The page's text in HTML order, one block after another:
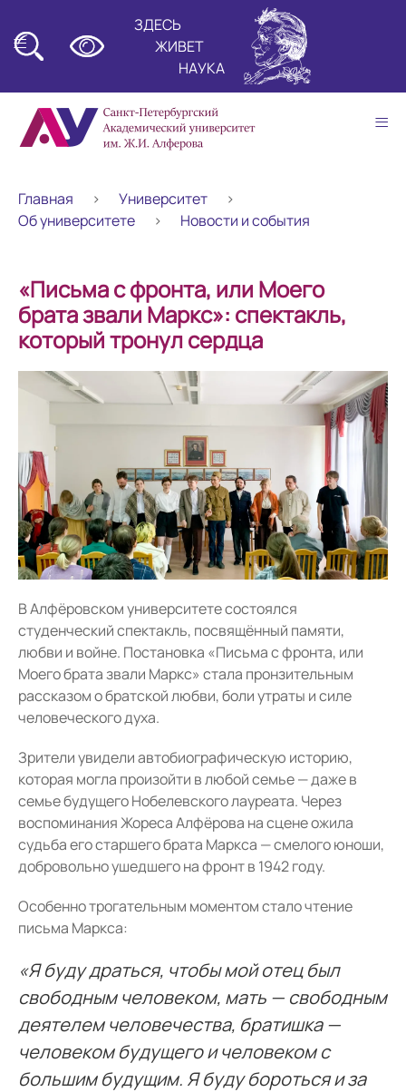
ЗДЕСЬ
ЖИВЕТ
НАУКА
Главная
Университет
Об университете
Новости и события
«Письма с фронта, или Моего
брата звали Маркс»: спектакль,
который тронул сердца
В Алфёровском университете состоялся
студенческий спектакль, посвящённый памяти,
любви и войне. Постановка «Письма с фронта, или
Моего брата звали Маркс» стала пронзительным
рассказом о братской любви, боли утраты и силе
человеческого духа.
Зрители увидели автобиографическую историю,
которая могла произойти в любой семье — даже в
семье будущего Нобелевского лауреата. Через
воспоминания Жореса Алфёрова на сцене ожила
судьба его старшего брата Маркса — смелого юноши,
добровольно ушедшего на фронт в 1942 году.
Особенно трогательным моментом стало чтение
письма Маркса:
«Я буду драться, чтобы мой отец был
свободным человеком, мать — свободным
деятелем человечества, братишка —
человеком будущего и человеком с
большим будущим. Я буду бороться и за
≡
≡